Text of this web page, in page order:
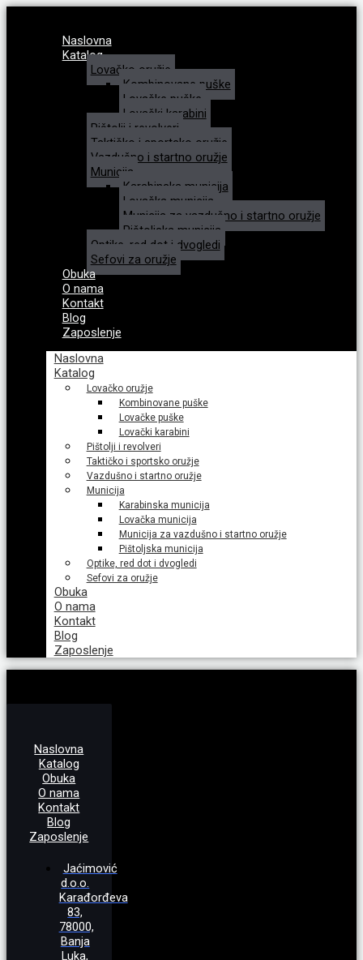
Naslovna
Katalog
Lovačko oružje
Kombinovane puške
Lovačke puške
Lovački karabini
Pištolji i revolveri
Taktičko i sportsko oružje
Vazdušno i startno oružje
Municija
Karabinska municija
Lovačka municija
Municija za vazdušno i startno oružje
Pištoljska municija
Optike, red dot i dvogledi
Sefovi za oružje
Obuka
O nama
Kontakt
Blog
Zaposlenje
Naslovna
Katalog
Lovačko oružje
Kombinovane puške
Lovačke puške
Lovački karabini
Pištolji i revolveri
Taktičko i sportsko oružje
Vazdušno i startno oružje
Municija
Karabinska municija
Lovačka municija
Municija za vazdušno i startno oružje
Pištoljska municija
Optike, red dot i dvogledi
Sefovi za oružje
Obuka
O nama
Kontakt
Blog
Zaposlenje
Naslovna
Katalog
Obuka
O nama
Kontakt
Blog
Zaposlenje
Jaćimović
d.o.o.
Karađorđeva
83,
78000,
Banja
Luka,